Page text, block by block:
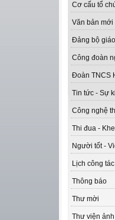
Cơ cấu tổ
Văn bản mới
Đảng bộ
Công đoàn
Đoàn TNCS
Tin tức - Sự
Công nghệ
Thi đua -
Người tốt -
Lịch công tác
Thông báo
Thư mời
Thư viện ảnh